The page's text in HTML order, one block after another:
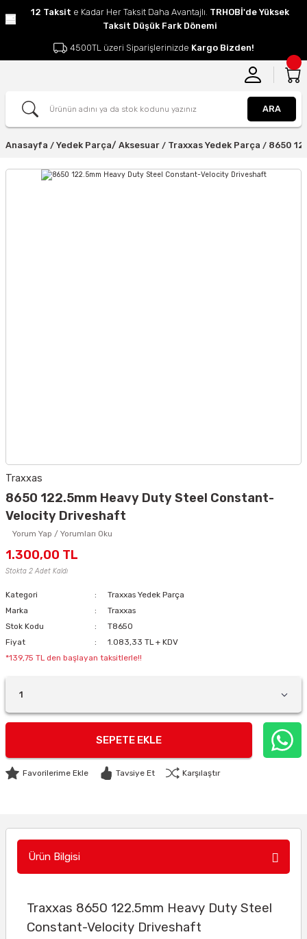
12 Taksit e Kadar Her Taksit Daha Avantajlı. TRHOBİ'de Yüksek
Taksit Düşük Fark Dönemi
4500TL üzeri Siparişlerinizde Kargo Bizden!
ARA
Anasayfa Yedek Parça/ Aksesuar Traxxas Yedek Parça 8650
Traxxas
8650 122.5mm Heavy Duty Steel Constant-
Velocity Driveshaft
Yorum Yap / Yorumları Oku
1.300,00 TL
Stokta 2 Adet Kaldı
Kategori
Traxxas Yedek Parça
Marka
Traxxas
Stok Kodu
T8650
Fiyat
1.083,33 TL + KDV
*139,75 TL den başlayan taksitlerle!!
SEPETE EKLE
Tavsiye Et Karşılaştır
Ürün Bilgisi
Traxxas 8650 122.5mm Heavy Duty Steel
Constant-Velocity Driveshaft